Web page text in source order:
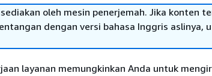
oleh mesin penerjemah. Jika konten
dengan versi bahasa Inggris aslinya,
layanan memungkinkan Anda untuk